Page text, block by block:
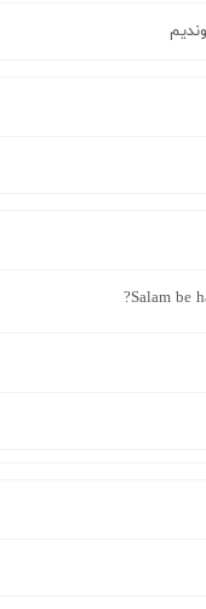
Salam be